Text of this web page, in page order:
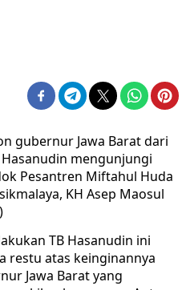
gubernur Jawa Barat dari
mengunjungi
Pesantren Miftahul Huda
KH Asep Maosul
TB Hasanudin ini
restu atas keinginannya
Jawa Barat yang